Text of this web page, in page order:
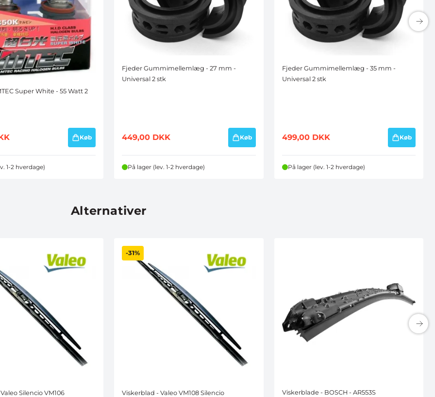
Super White - 55 Watt 2
Køb
1-2 hverdage)
Fjeder Gummimellemlæg - 27 mm -
Universal 2 stk
449,00 DKK Køb
På lager (lev. 1-2 hverdage)
Fjeder Gummimellemlæg - 35 mm -
Universal 2 stk
499,00 DKK Køb
På lager (lev. 1-2 hverdage)
Alternativer
Silencio VM106
-31%
Viskerblad - Valeo VM108 Silencio Viskerblade - BOSCH - AR553S